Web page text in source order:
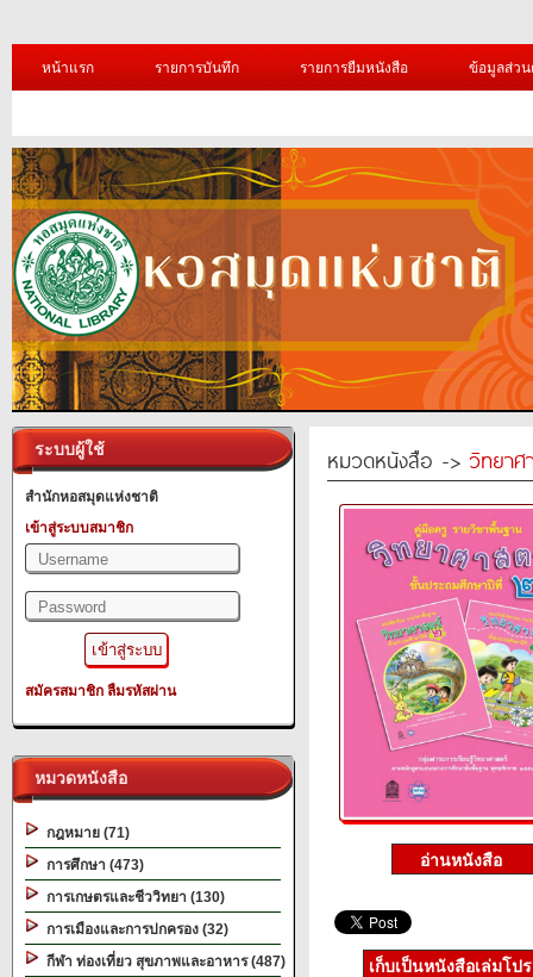
หน้าแรก รายการบันทึก รายการยืมหนังสือ ข้อมูลส่ว
ระบบผู้ใช้
สำนักหอสมุดแห่งชาติ
เข้าสู่ระบบสมาชิก
สมัครสมาชิก ลืมรหัสผ่าน
หมวดหนังสือ
กฎหมาย (71)
การศึกษา (473)
การเกษตรและชีววิทยา (130)
การเมืองและการปกครอง (32)
กีฬา ท่องเที่ยว สุขภาพและอาหาร (487)
หมวดหนังสือ -> วิทยาศ
เก็บเป็นหนังสือเล่มโป